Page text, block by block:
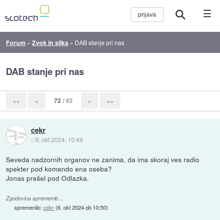
☰
Forum »Zvok in slika » DAB stanje pri nas
DAB stanje pri nas
«« « 72 / 83 » »»
cekr
::6. okt 2024, 10:49
Seveda nadzornih organov ne zanima, da ima skoraj ves radio
spekter pod komando ena oseba?
Jonas prešel pod Odlazka.
Zgodovina sprememb…
spremenilo:cekr(6. okt 2024 ob 10:50)